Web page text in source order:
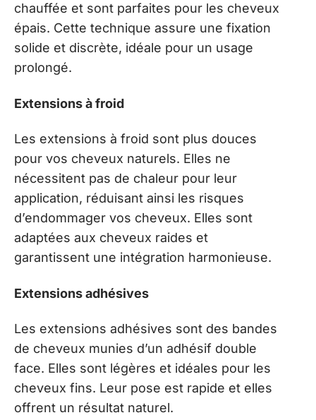
chauffée et sont parfaites pour les cheveux
épais. Cette technique assure une fixation
solide et discrète, idéale pour un usage
prolongé.
Extensions à froid
Les extensions à froid sont plus douces
pour vos cheveux naturels. Elles ne
nécessitent pas de chaleur pour leur
application, réduisant ainsi les risques
d’endommager vos cheveux. Elles sont
adaptées aux cheveux raides et
garantissent une intégration harmonieuse.
Extensions adhésives
Les extensions adhésives sont des bandes
de cheveux munies d’un adhésif double
face. Elles sont légères et idéales pour les
cheveux fins. Leur pose est rapide et elles
offrent un résultat naturel.